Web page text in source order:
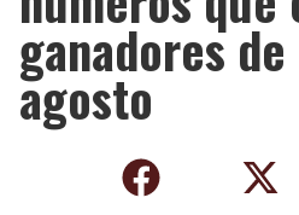
ganadores
agosto